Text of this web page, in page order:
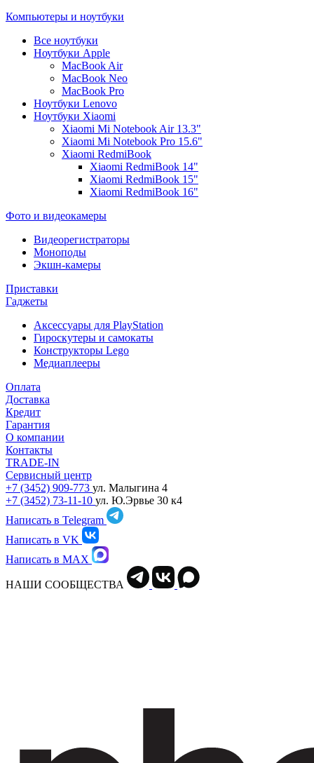
Компьютеры и ноутбуки
Все ноутбуки
Ноутбуки Apple
MacBook Air
MacBook Neo
MacBook Pro
Ноутбуки Lenovo
Ноутбуки Xiaomi
Xiaomi Mi Notebook Air 13.3"
Xiaomi Mi Notebook Pro 15.6"
Xiaomi RedmiBook
Xiaomi RedmiBook 14"
Xiaomi RedmiBook 15"
Xiaomi RedmiBook 16"
Фото и видеокамеры
Видеорегистраторы
Моноподы
Экшн-камеры
Приставки
Гаджеты
Аксессуары для PlayStation
Гироскутеры и самокаты
Конструкторы Lego
Медиаплееры
Оплата
Доставка
Кредит
Гарантия
О компании
Контакты
TRADE-IN
Сервисный центр
+7 (3452) 909-773 ул. Малыгина 4
+7 (3452) 73-11-10 ул. Ю.Эрвье 30 к4
Написать в Telegram
Написать в VK
Написать в MAX
НАШИ СООБЩЕСТВА